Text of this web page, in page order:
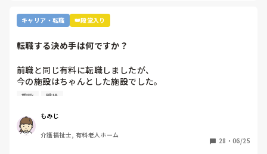
キャリア・転職 👑殿堂入り
転職する決め手は何ですか？
前職と同じ有料に転職しましたが、
今の施設はちゃんとした施設でした。
いつもご機嫌を伺うみたいなとこが
あり、機嫌が悪いと理不尽に叱られる
みたいなとこがあり凹んだりしてました。
施設 職場
もみじ
介護福祉士, 有料老人ホーム
28 ・ 06/25